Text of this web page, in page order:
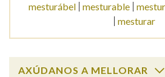
mesturábel mesturable
mesturar
AXÚDANOS A MELLORAR